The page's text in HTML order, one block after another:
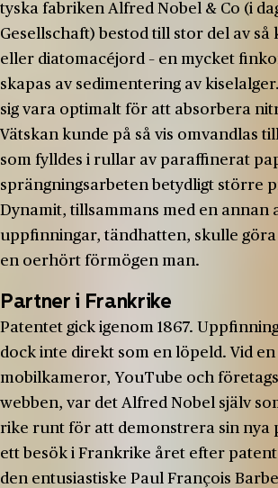
tyska fabriken Alfred Nobel & Co (i
Gesellschaft) bestod till stor del av så
eller diatomacéjord – en mycket
skapas av sedimentering av
sig vara optimalt för att absorbera
Vätskan kunde på så vis omvandlas
som fylldes i rullar av paraffinerat
sprängningsarbeten betydligt större
Dynamit, tillsammans med en annan
uppfinningar, tändhatten, skulle
en oerhört förmögen man.
Partner i Frankrike
Patentet gick igenom 1867.
dock inte direkt som en löpeld. Vid
mobilkameror, YouTube och
webben, var det Alfred Nobel själv
rike runt för att demonstrera sin nya
ett besök i Frankrike året efter
den entusiastiske Paul François Barbe